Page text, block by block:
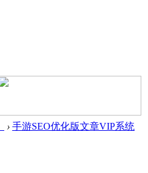
› 手游SEO优化版文章VIP系统